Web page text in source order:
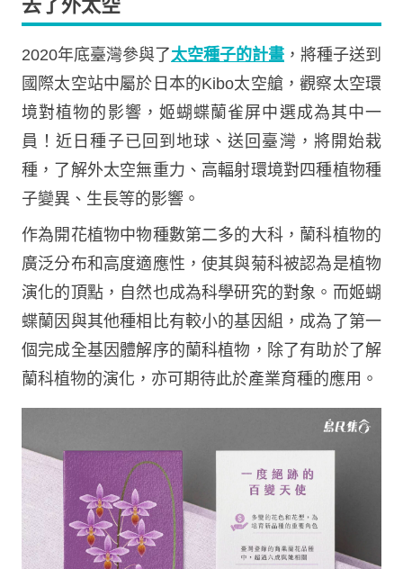
去了外太空
2020年底臺灣參與了太空種子的計畫 ，將種子送到
國際太空站中屬於日本的Kibo太空艙，觀察太空環
境對植物的影響，姬蝴蝶蘭雀屏中選成為其中一
員！近日種子已回到地球、送回臺灣，將開始栽
種，了解外太空無重力、高輻射環境對四種植物種
子變異、生長等的影響。
作為開花植物中物種數第二多的大科，蘭科植物的
廣泛分布和高度適應性，使其與菊科被認為是植物
演化的頂點，自然也成為科學研究的對象。而姬蝴
蝶蘭因與其他種相比有較小的基因組，成為了第一
個完成全基因體解序的蘭科植物，除了有助於了解
蘭科植物的演化，亦可期待此於產業育種的應用。